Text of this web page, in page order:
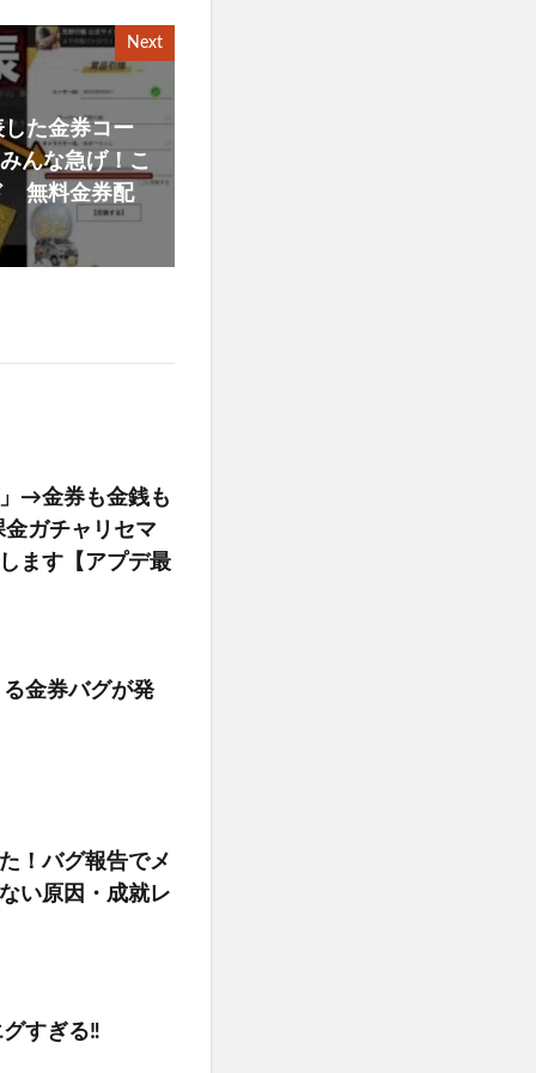
Next
た金券コー
んな急げ！こ
無料金券配
→金券も金銭も
ガチャリセマ
ます【アプデ最
金券バグが発
！バグ報告でメ
い原因・成就レ
すぎる‼️